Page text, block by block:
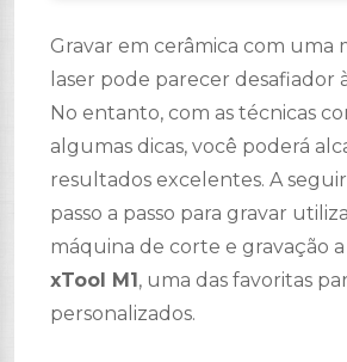
Gravar em cerâmica com uma
laser pode parecer desafiador
No entanto, com as técnicas
algumas dicas, você poderá
resultados excelentes. A
passo a passo para gravar
máquina de corte e gravação a
xTool M1 , uma das favoritas
personalizados.